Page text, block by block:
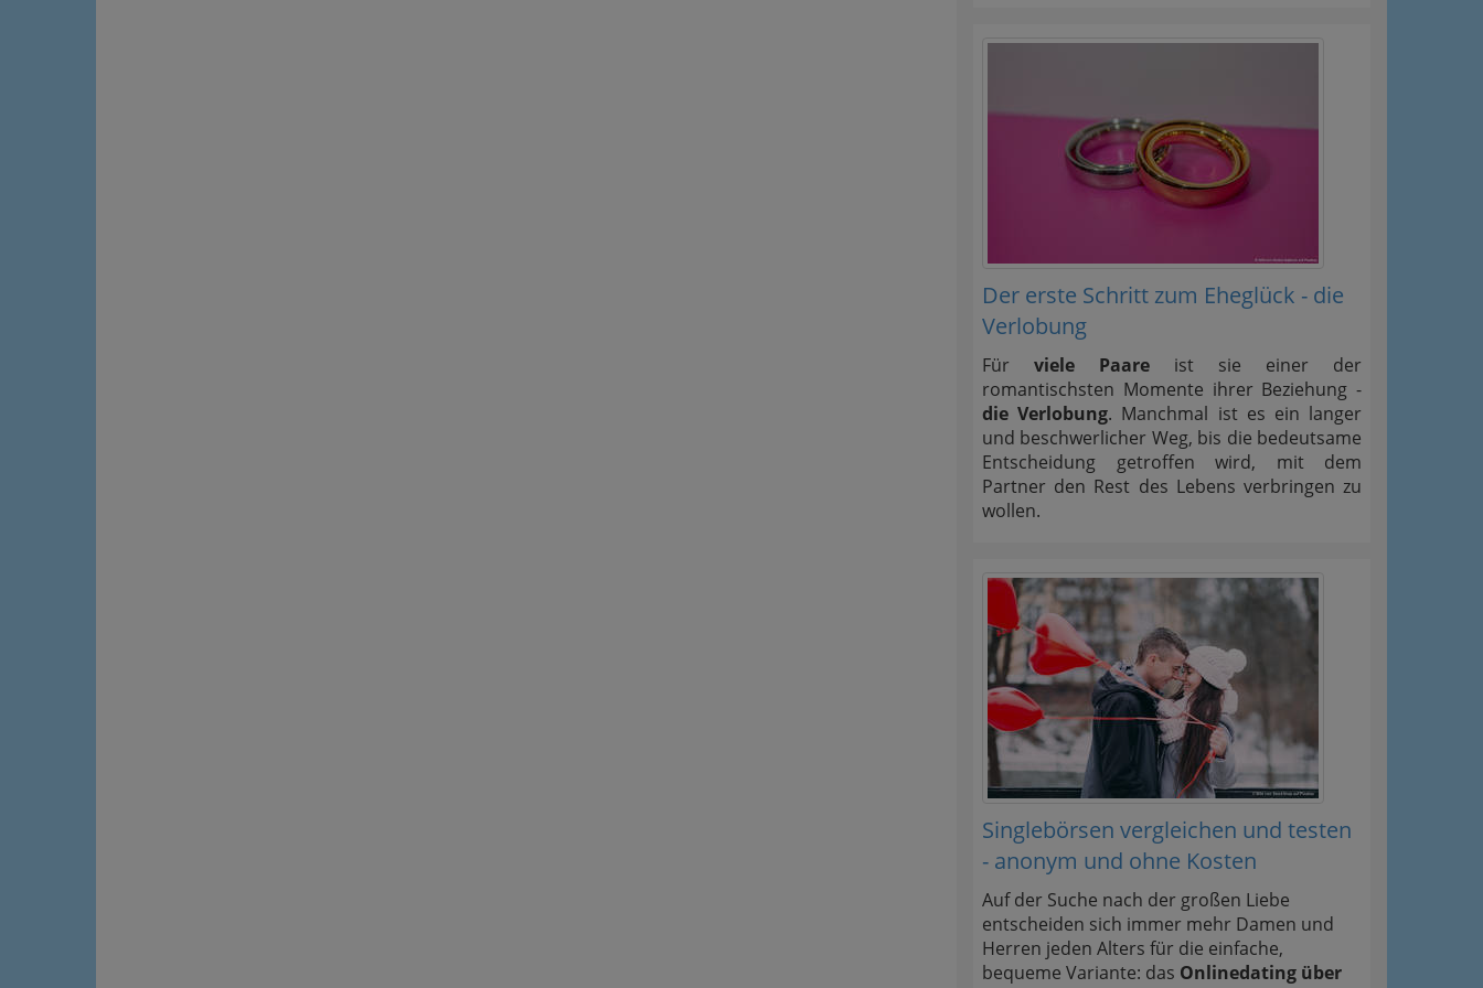
Der erste Schritt zum Eheglück - die
Verlobung
Für viele Paare ist sie einer der
romantischsten Momente ihrer Beziehung -
die Verlobung. Manchmal ist es ein langer
und beschwerlicher Weg, bis die bedeutsame
Entscheidung getroffen wird, mit dem
Partner den Rest des Lebens verbringen zu
wollen.
Singlebörsen vergleichen und testen
- anonym und ohne Kosten
Auf der Suche nach der großen Liebe
entscheiden sich immer mehr Damen und
Herren jeden Alters für die einfache,
bequeme Variante: das Onlinedating über